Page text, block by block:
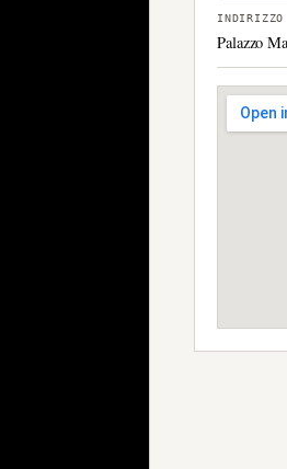
INDIRIZZO
Palazzo